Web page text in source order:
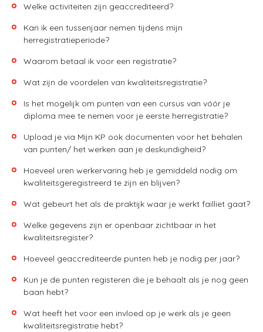
Welke activiteiten zijn geaccrediteerd?
Kan ik een tussenjaar nemen tijdens mijn
herregistratieperiode?
Waarom betaal ik voor een registratie?
Wat zijn de voordelen van kwaliteitsregistratie?
Is het mogelijk om punten van een cursus van vóór je
diploma mee te nemen voor je eerste herregistratie?
Upload je via Mijn KP ook documenten voor het behalen
van punten/ het werken aan je deskundigheid?
Hoeveel uren werkervaring heb je gemiddeld nodig om
kwaliteitsgeregistreerd te zijn en blijven?
Wat gebeurt het als de praktijk waar je werkt failliet gaat?
Welke gegevens zijn er openbaar zichtbaar in het
kwaliteitsregister?
Hoeveel geaccrediteerde punten heb je nodig per jaar?
Kun je de punten registeren die je behaalt als je nog geen
baan hebt?
Wat heeft het voor een invloed op je werk als je geen
kwaliteitsregistratie hebt?